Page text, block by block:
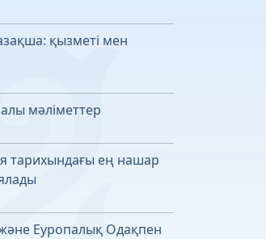
қызметі мен
мәліметтер
тарихындағы ең нашар
Еуропалық Одақпен